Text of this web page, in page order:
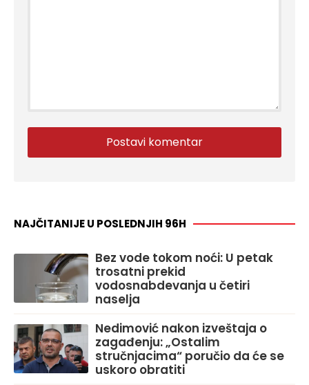
NAJČITANIJE U POSLEDNJIH 96H
Bez vode tokom noći: U petak
trosatni prekid
vodosnabdevanja u četiri
naselja
Nedimović nakon izveštaja o
zagađenju: „Ostalim
stručnjacima“ poručio da će se
uskoro obratiti